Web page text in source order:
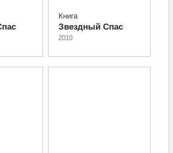
Книга
Звездный Спас
2010